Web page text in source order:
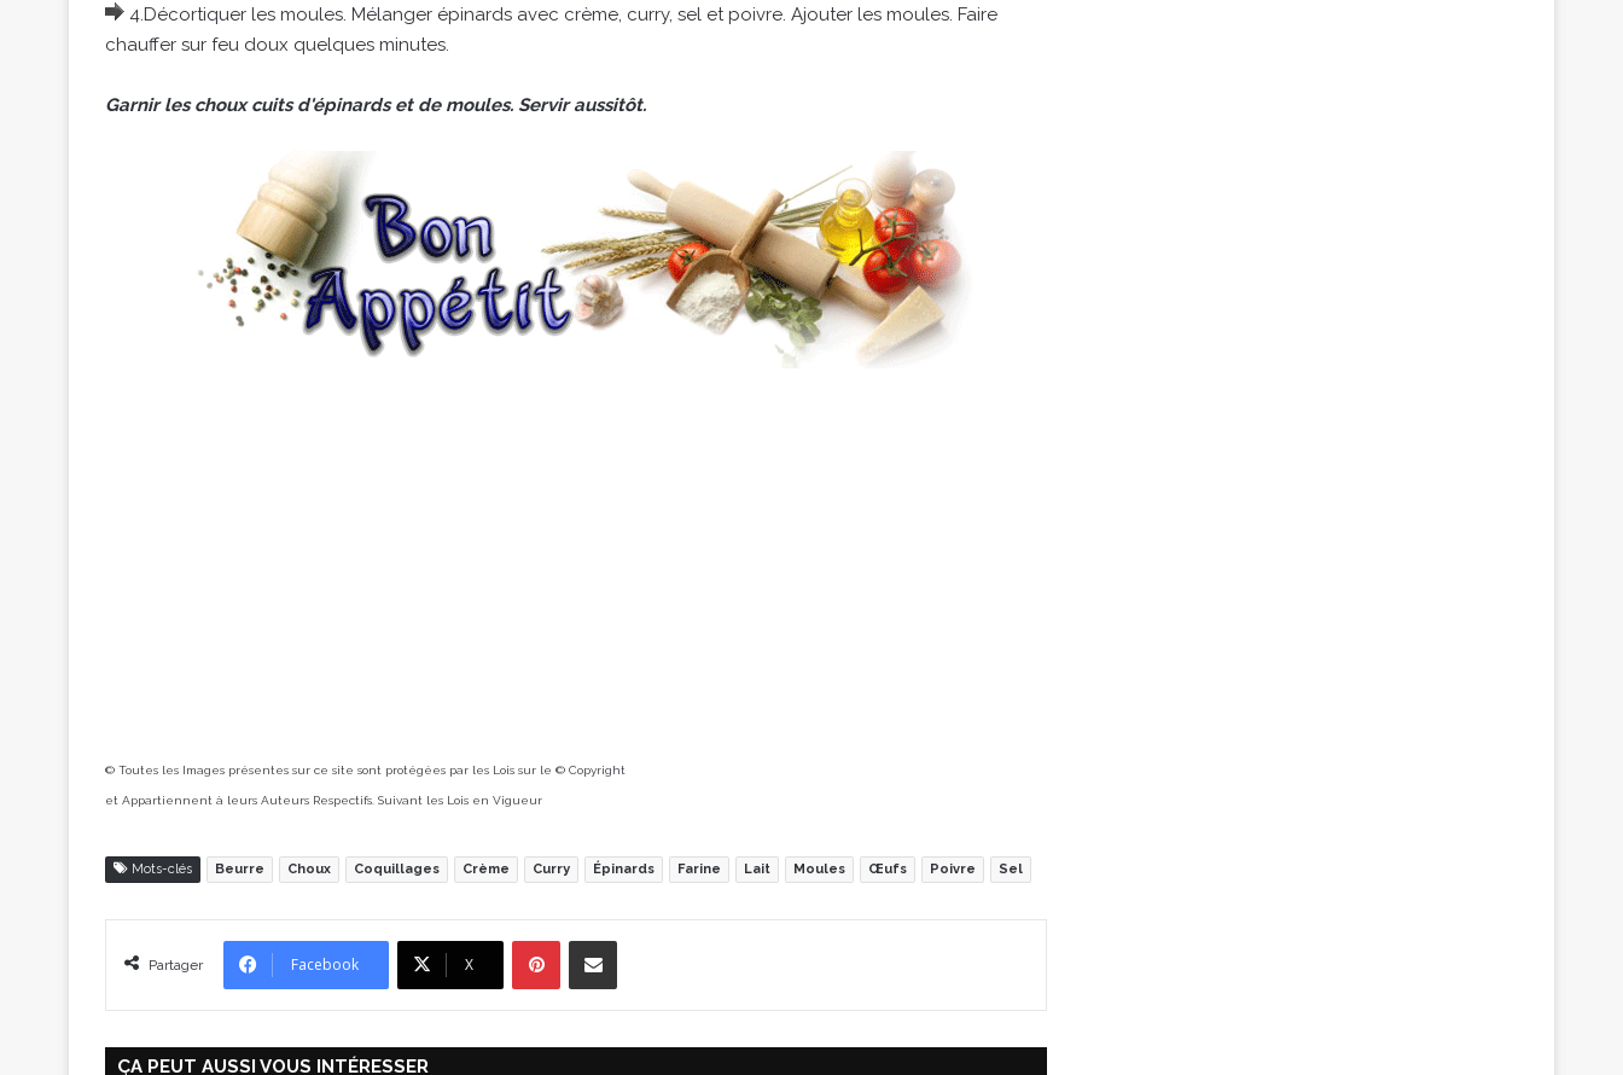
4.Décortiquer les moules. Mélanger épinards avec crème, curry, sel et poivre. Ajouter les moules. Faire
chauffer sur feu doux quelques minutes.
Garnir les choux cuits d'épinards et de moules. Servir aussitôt.
© Toutes les Images présentes sur ce site sont protégées par les Lois sur le © Copyright
et Appartiennent à leurs Auteurs Respectifs. Suivant les Lois en Vigueur
Mots-clés Beurre Choux Coquillages Crème Curry Épinards Farine Lait Moules Œufs Poivre Sel
Partager Facebook X
ÇA PEUT AUSSI VOUS INTÉRESSER